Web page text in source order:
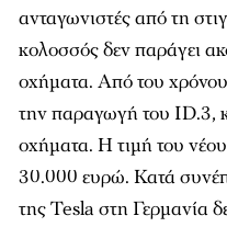
ανταγωνιστές από τη
κολοσσός δεν παράγει
οχήματα. Από του χρόνου
την παραγωγή του ID.3,
οχήματα. Η τιμή του
30.000 ευρώ. Κατά
της Tesla στη Γερμανία